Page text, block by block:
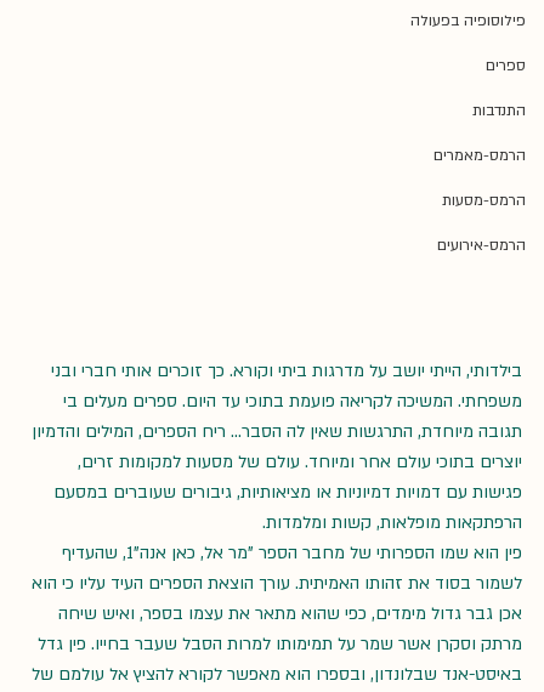
פילוסופיה בפעולה
ספרים
התנדבות
הרמס-מאמרים
הרמס-מסעות
הרמס-אירועים
בילדותי, הייתי יושב על מדרגות ביתי וקורא. כך זוכרים אותי חברי ובני
משפחתי. המשיכה לקריאה פועמת בתוכי עד היום. ספרים מעלים בי
תגובה מיוחדת, התרגשות שאין לה הסבר… ריח הספרים, המילים והדמיון
יוצרים בתוכי עולם אחר ומיוחד. עולם של מסעות למקומות זרים,
פגישות עם דמויות דמיוניות או מציאותיות, גיבורים שעוברים במסעם
הרפתקאות מופלאות, קשות ומלמדות.
פין הוא שמו הספרותי של מחבר הספר "מר אל, כאן אנה"1, שהעדיף
לשמור בסוד את זהותו האמיתית. עורך הוצאת הספרים העיד עליו כי הוא
אכן גבר גדול מימדים, כפי שהוא מתאר את עצמו בספר, ואיש שיחה
מרתק וסקרן אשר שמר על תמימותו למרות הסבל שעבר בחייו. פין גדל
באיסט-אנד שבלונדון, ובספרו הוא מאפשר לקורא להציץ אל עולמם של